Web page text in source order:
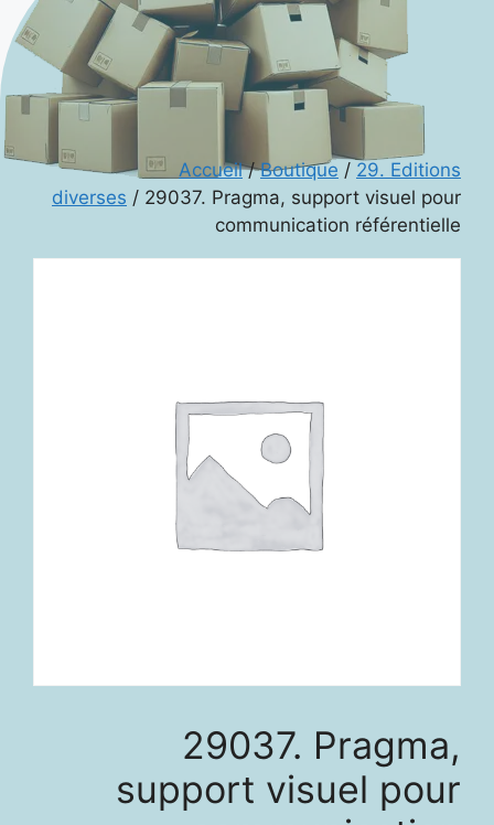
Accueil/Boutique / 29. Editions
diverses / 29037. Pragma, support visuel pour
communication référentielle
29037. Pragma,
support visuel pour